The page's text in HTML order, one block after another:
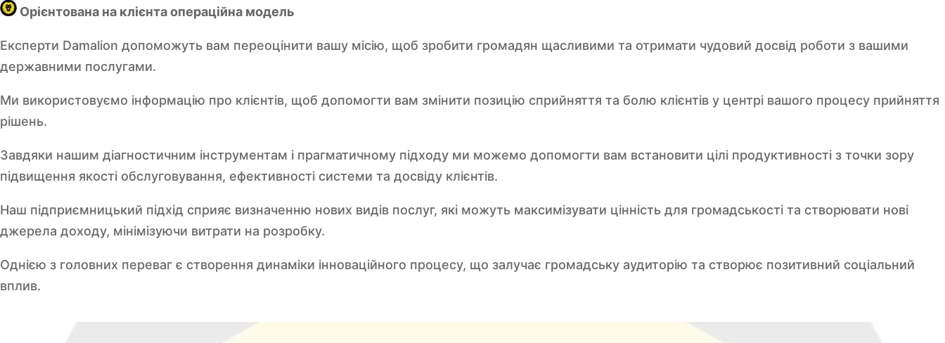
Орієнтована на клієнта операційна модель
Експерти Damalion допоможуть вам переоцінити вашу місію, щоб зробити громадян щасливими та отримати чудовий досвід роботи з вашими
державними послугами.
Ми використовуємо інформацію про клієнтів, щоб допомогти вам змінити позицію сприйняття та болю клієнтів у центрі вашого процесу прийняття
рішень.
Завдяки нашим діагностичним інструментам і прагматичному підходу ми можемо допомогти вам встановити цілі продуктивності з точки зору
підвищення якості обслуговування, ефективності системи та досвіду клієнтів.
Наш підприємницький підхід сприяє визначенню нових видів послуг, які можуть максимізувати цінність для громадськості та створювати нові
джерела доходу, мінімізуючи витрати на розробку.
Однією з головних переваг є створення динаміки інноваційного процесу, що залучає громадську аудиторію та створює позитивний соціальний
вплив.